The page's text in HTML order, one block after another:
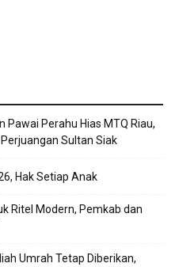
Pawai Perahu Hias MTQ Riau,
Sultan Siak
Hak Setiap Anak
Ritel Modern, Pemkab dan
Umrah Tetap Diberikan,